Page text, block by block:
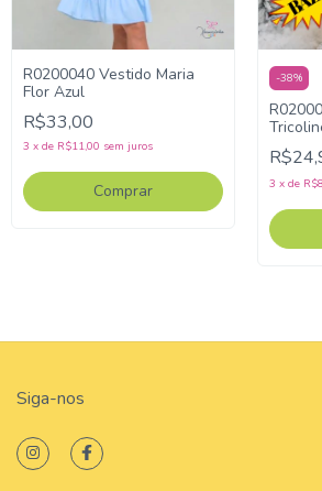
R0200040 Vestido Maria
Flor Azul
R$33,00
3 x de R$11,00 sem juros
Comprar
-38%
3 x de
Siga-nos